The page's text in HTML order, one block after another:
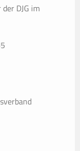
DJG im